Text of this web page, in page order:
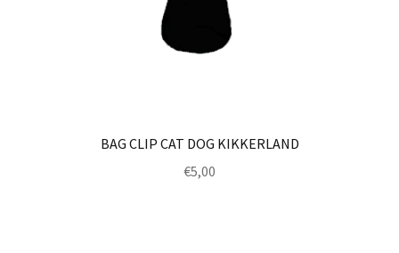
BAG CLIP CAT DOG KIKKERLAND
€5,00